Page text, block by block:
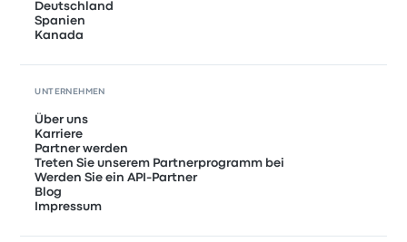
Deutschland
Spanien
Kanada
UNTERNEHMEN
Über uns
Karriere
Partner werden
Treten Sie unserem Partnerprogramm bei
Werden Sie ein API-Partner
Blog
Impressum